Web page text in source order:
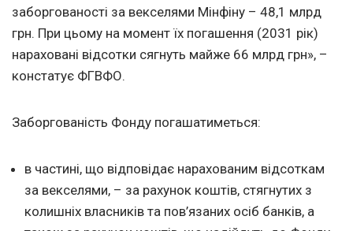
заборгованості за векселями Мінфіну – 48,1 млрд
грн. При цьому на момент їх погашення (2031 рік)
нараховані відсотки сягнуть майже 66 млрд грн», –
констатує ФГВФО.
Заборгованість Фонду погашатиметься:
в частині, що відповідає нарахованим відсоткам
за векселями, – за рахунок коштів, стягнутих з
колишніх власників та пов’язаних осіб банків, а